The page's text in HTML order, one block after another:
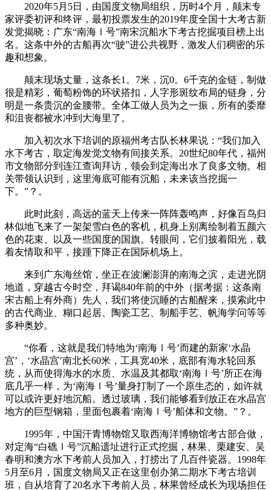
2020年5月5日，由国度文物局组织，历时4个月，颠末专
家评委初评和终评，最初投票发生的2019年度全国十大考古新
发觉揭晓：广东“南海Ⅰ号”南宋沉船水下考古挖掘项目榜上出
名。这条中外的古船再次“驶”进公共视野，激发人们稠密的乐
趣和想象。
颠末现场丈量，这条长1。7米，沉0。6千克的金链，制做
很是精彩，葡萄粉饰的环状搭扣，人字形斑纹布局的链身，分
明是一条贵沉的金腰带。全体工做人员为之一振，所有的委靡
和沮丧都被水冲到大海里了。
加入初次水下培训的原福州考古队长林果说：“我们加入
水下考古，取定海发觉文物有间接关系。20世纪80年代，福州
市文物部分到连江查询拜访，领会到定海出水了良多文物。相
关带领认识到，这里海底可能有沉船，未来该当挖掘一
下。”？。
此时此刻，高远的蓝天上传来一阵阵轰鸣声，好像百鸟归
林似地飞来了一架架雪白色的客机，机身上别离绘制着五颜六
色的花束、以及一些国度的国旗。转眼间，它们披着阳光，载
着友情取和平，接踵下降正在国际机场上。
来到广东海丝馆，坐正在波澜澎湃的南海之滨，走进光阴
地道，穿越古今时空，拜谒840年前的中外（据考据：这条南
宋古船上有外商）先人，我们将使沉睡的古船醒来，摸索此中
的古代商业、糊口起居、陶瓷工艺、制船手艺、帆海学问等等
多种奥妙。
“你看，这就是我们特地为‘南海Ⅰ号’而建的新家‘水晶
宫’，‘水晶宫’南北长60米，工具宽40米，底部有海水轮回系
统，从而使得海水的水质、水温及其都取‘南海Ⅰ号’所正在海
底几乎一样，为‘南海Ⅰ号’量身打制了一个原生态的，如许就
可以或许更好地沉船。透过玻璃，我们能够看到放正在水晶宫
地方的巨型钢箱，里面包裹着‘南海Ⅰ号’船体和文物。”？。
1995年，中国汗青博物馆又取西海洋博物馆考古部合做，
对定海“白礁Ⅰ号”沉船遗址进行正式挖掘，林果、栗建安、吴
春明和澳方水下考前人员加入，打捞出了几百件瓷器。1998年
5月至6月，国度文物局又正在这里创办第二期水下考古培训
班，自从培育了20名水下考前人员，林果曾经成长为现场担任